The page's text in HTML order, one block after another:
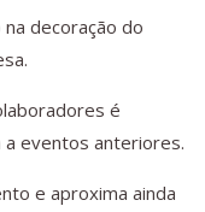
decoração do
é
eventos anteriores.
e aproxima ainda